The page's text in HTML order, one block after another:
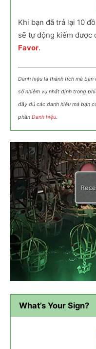
Khi bạn đã trả lại 10
sẽ tự động kiếm được
Favor.
Danh hiệu là thành tích mà
số nhiệm vụ nhất định trong
đầy đủ các danh hiệu mà bạn
phần Danh hiệu
What’s Your Sign?